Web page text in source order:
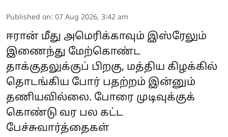
Published on: 07 Aug 2026, 3:42 am
ஈரான் மீது அமெரிக்காவும் இஸ்ரேலும்
இணைந்து மேற்கொண்ட
தாக்குதலுக்குப் பிறகு, மத்திய கிழக்கில்
தொடங்கிய போர் பதற்றம் இன்னும்
தணியவில்லை. போரை முடிவுக்குக்
கொண்டு வர பல கட்ட
பேச்சுவார்த்தைகள்